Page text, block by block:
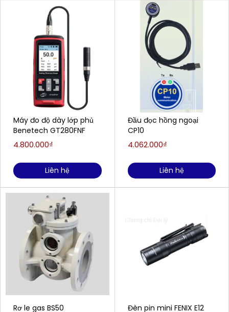
Máy đo độ dày lớp phủ
Benetech GT280FNF
4.800.000₫
Liên hệ
Rơ le gas BS50
Đầu đọc hồng ngoại
CP10
4.062.000₫
Liên hệ
Đèn pin mini FENIX E12